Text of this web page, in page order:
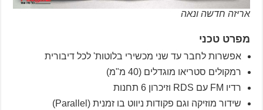
אריזה חדשה ונאה
מפרט טכני
אפשרות לחבר עד שני מכשירי בלוטות' לכל דיבורית
רמקולים סטריאו מוגדלים (40 מ"מ)
רדיו FM עם RDS וזיכרון 6 תחנות
שידור מוזיקה וגם פקודות ניווט בו זמנית (Parallel)